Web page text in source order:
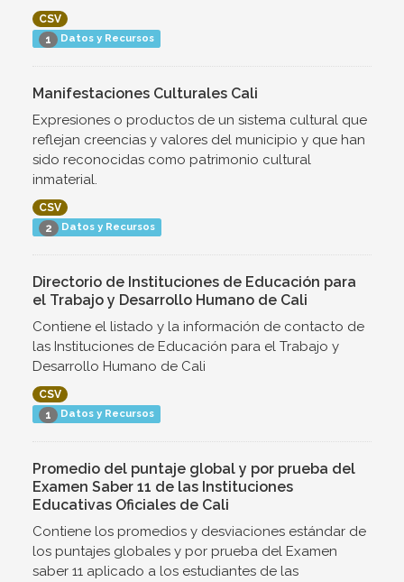
CSV
1 Datos y Recursos
Manifestaciones Culturales Cali
Expresiones o productos de un sistema cultural que
reflejan creencias y valores del municipio y que han
sido reconocidas como patrimonio cultural
inmaterial.
CSV
2 Datos y Recursos
Directorio de Instituciones de Educación para
el Trabajo y Desarrollo Humano de Cali
Contiene el listado y la información de contacto de
las Instituciones de Educación para el Trabajo y
Desarrollo Humano de Cali
CSV
1 Datos y Recursos
Promedio del puntaje global y por prueba del
Examen Saber 11 de las Instituciones
Educativas Oficiales de Cali
Contiene los promedios y desviaciones estándar de
los puntajes globales y por prueba del Examen
saber 11 aplicado a los estudiantes de las